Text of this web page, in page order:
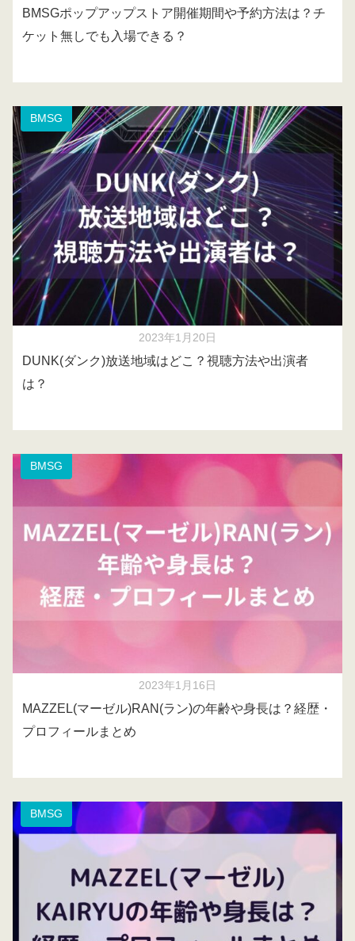
BMSGポップアップストア開催期間や予約方法は？チ
ケット無しでも入場できる？
BMSG
2023年1月20日
DUNK(ダンク)放送地域はどこ？視聴方法や出演者
は？
BMSG
2023年1月16日
MAZZEL(マーゼル)RAN(ラン)の年齢や身長は？経歴・
プロフィールまとめ
BMSG